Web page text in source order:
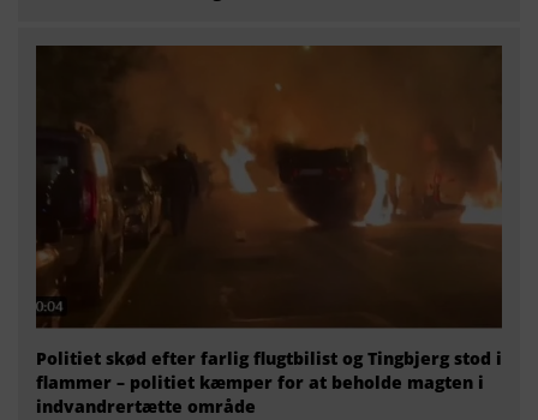
Politiet skød efter farlig flugtbilist og Tingbjerg stod i
flammer – politiet kæmper for at beholde magten i
indvandrertætte område